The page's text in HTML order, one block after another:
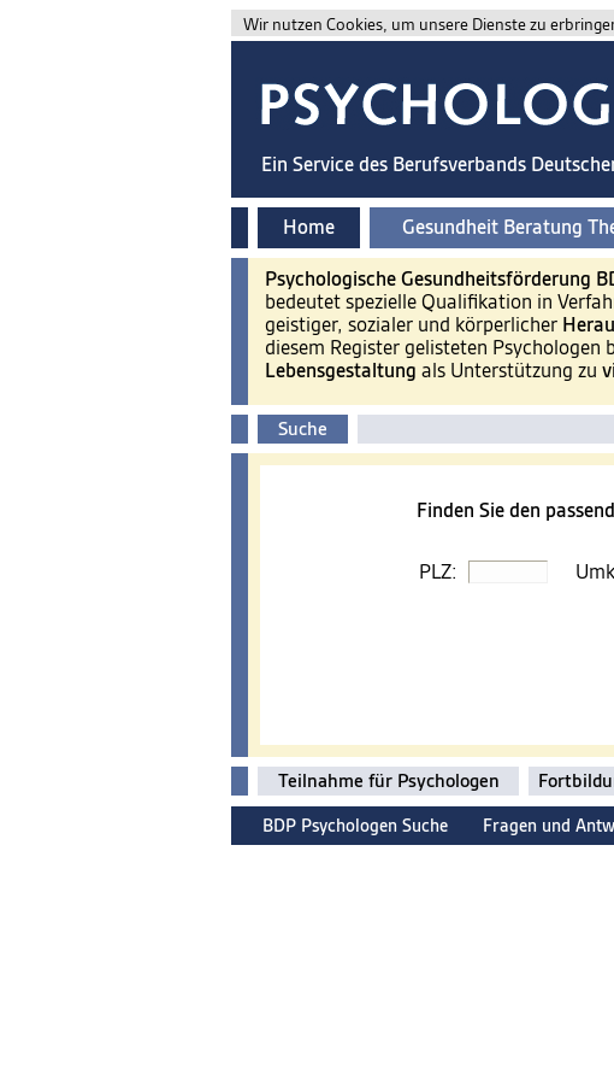
Wir nutzen Cookies, um unsere Dienste zu
Ein Service des Berufsverbands
Home Gesundheit Beratung
Psychologische Gesundheitsförderung
bedeutet spezielle Qualifikation in
geistiger, sozialer und körperlicher
diesem Register gelisteten Psychologen
Lebensgestaltung als Unterstützung zu
Suche
Finden Sie den
PLZ:
Teilnahme für Psychologen
BDP Psychologen Suche Fragen und